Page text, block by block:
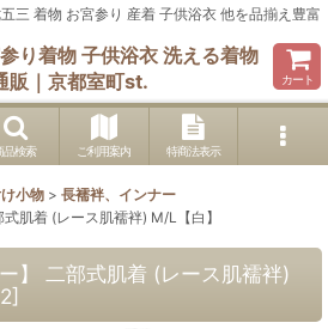
三 着物 お宮参り 産着 子供浴衣 他を品揃え豊富
り着物 子供浴衣 洗える着物
販｜京都室町st.
カート
品検索 ご利用案内 特商法表示
小物 > 長襦袢、インナー
肌着 (レース肌襦袢) M/L【白】
】 二部式肌着 (レース肌襦袢)
]